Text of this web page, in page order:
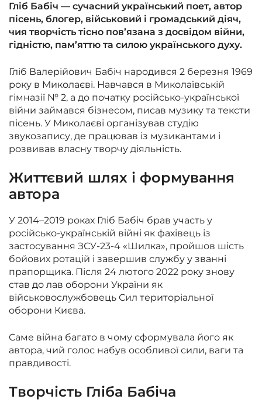
Гліб Бабіч — сучасний український поет, автор
пісень, блогер, військовий і громадський діяч,
чия творчість тісно пов’язана з досвідом війни,
гідністю, пам’яттю та силою українського духу.
Гліб Валерійович Бабіч народився 2 березня 1969
року в Миколаєві. Навчався в Миколаївській
гімназії № 2, а до початку російсько-української
війни займався бізнесом, писав музику та тексти
пісень. У Миколаєві організував студію
звукозапису, де працював із музикантами і
розвивав власну творчу діяльність.
Життєвий шлях і формування
автора
У 2014–2019 роках Гліб Бабіч брав участь у
російсько-українській війні як фахівець із
застосування ЗСУ-23-4 «Шилка», пройшов шість
бойових ротацій і завершив службу у званні
прапорщика. Після 24 лютого 2022 року знову
став до лав оборони України як
військовослужбовець Сил територіальної
оборони Києва.
Саме війна багато в чому сформувала його як
автора, чий голос набув особливої сили, ваги та
правдивості.
Творчість Гліба Бабіча